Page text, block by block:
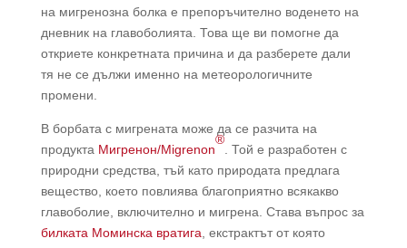
на мигренозна болка е препоръчително воденето на
дневник на главоболията. Това ще ви помогне да
откриете конкретната причина и да разберете дали
тя не се дължи именно на метеорологичните
промени.
В борбата с мигрената може да се разчита на
продукта Мигренон/Migrenon
®
. Той е разработен с
природни средства, тъй като природата предлага
вещество, което повлиява благоприятно всякакво
главоболие, включително и мигрена. Става въпрос за
билката Моминска вратига, екстрактът от която